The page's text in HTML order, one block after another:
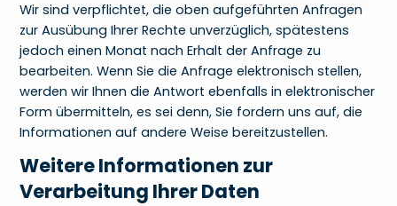
Wir sind verpflichtet, die oben aufgeführten Anfragen
zur Ausübung Ihrer Rechte unverzüglich, spätestens
jedoch einen Monat nach Erhalt der Anfrage zu
bearbeiten. Wenn Sie die Anfrage elektronisch stellen,
werden wir Ihnen die Antwort ebenfalls in elektronischer
Form übermitteln, es sei denn, Sie fordern uns auf, die
Informationen auf andere Weise bereitzustellen.
Weitere Informationen zur
Verarbeitung Ihrer Daten